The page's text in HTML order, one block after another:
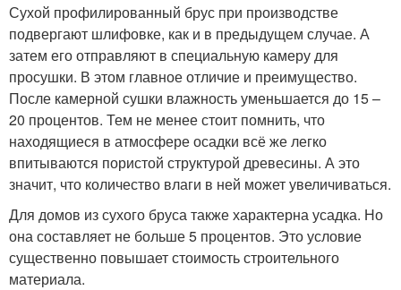
Сухой профилированный брус при производстве
подвергают шлифовке, как и в предыдущем случае. А
затем его отправляют в специальную камеру для
просушки. В этом главное отличие и преимущество.
После камерной сушки влажность уменьшается до 15 –
20 процентов. Тем не менее стоит помнить, что
находящиеся в атмосфере осадки всё же легко
впитываются пористой структурой древесины. А это
значит, что количество влаги в ней может увеличиваться.
Для домов из сухого бруса также характерна усадка. Но
она составляет не больше 5 процентов. Это условие
существенно повышает стоимость строительного
материала.